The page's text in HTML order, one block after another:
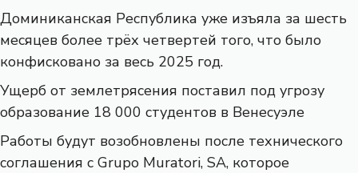
Доминиканская Республика уже изъяла за шесть
месяцев более трёх четвертей того, что было
конфисковано за весь 2025 год.
Ущерб от землетрясения поставил под угрозу
образование 18 000 студентов в Венесуэле
Работы будут возобновлены после технического
соглашения с Grupo Muratori, SA, которое